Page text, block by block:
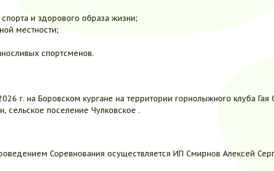
и здорового образа жизни;
местности;
спортсменов.
г. на Боровском кургане на территории горнолыжного клуба Гая
сельское поселение Чулковское .
Соревнования осуществляется ИП Смирнов Алексей